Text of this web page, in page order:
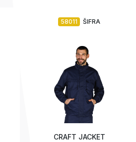
ŠIFRA
58011
CRAFT JACKET